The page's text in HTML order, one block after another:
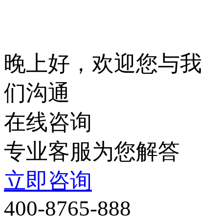
晚上好， 欢迎您与我
们沟通
在线咨询
专业客服为您解答
立即咨询
400-8765-888